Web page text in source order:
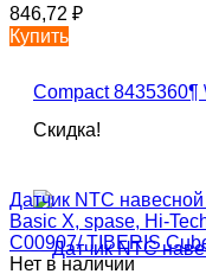
846,72 ₽
Купить
Скидка!
Датчик NTC
Basic X, spase, Hi-
C00907/ TIBERIS
Нет в наличии